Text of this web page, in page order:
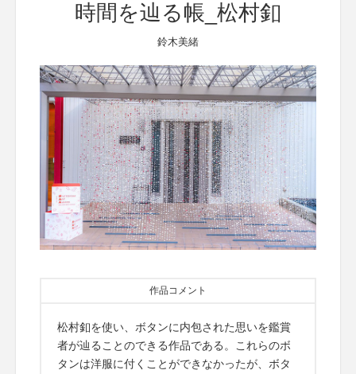
時間を辿る帳_松村釦
鈴木美緒
作品コメント
松村釦を使い、ボタンに内包された思いを鑑賞
者が辿ることのできる作品である。これらのボ
タンは洋服に付くことができなかったが、ボタ